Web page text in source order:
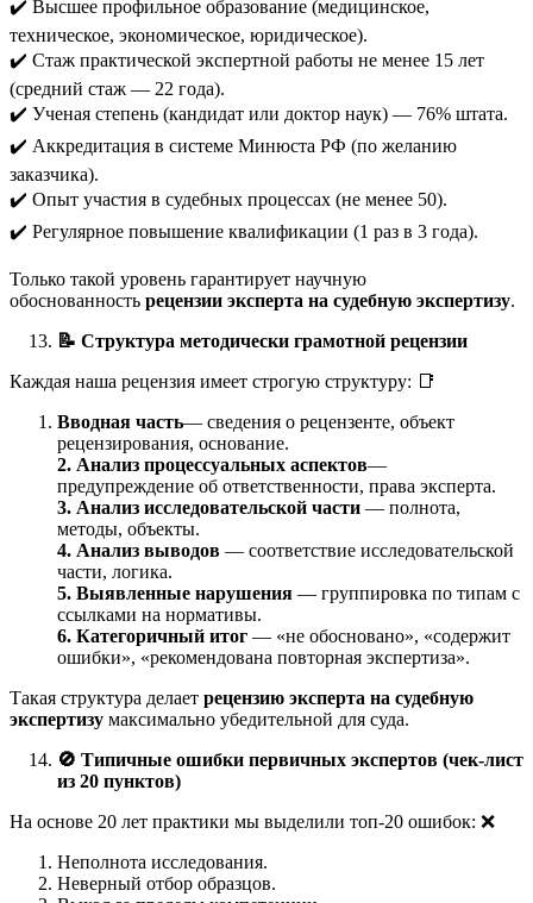
✔️ Высшее профильное образование (медицинское,
техническое, экономическое, юридическое).
✔️ Стаж практической экспертной работы не менее 15 лет
(средний стаж — 22 года).
✔️ Ученая степень (кандидат или доктор наук) — 76% штата.
✔️ Аккредитация в системе Минюста РФ (по желанию
заказчика).
✔️ Опыт участия в судебных процессах (не менее 50).
✔️ Регулярное повышение квалификации (1 раз в 3 года).
Только такой уровень гарантирует научную
обоснованность рецензии эксперта на судебную экспертизу.
📝 Структура методически грамотной рецензии
Каждая наша рецензия имеет строгую структуру: 📑
Вводная часть— сведения о рецензенте, объект
рецензирования, основание.
2. Анализ процессуальных аспектов—
предупреждение об ответственности, права эксперта.
3. Анализ исследовательской части — полнота,
методы, объекты.
4. Анализ выводов — соответствие исследовательской
части, логика.
5. Выявленные нарушения — группировка по типам с
ссылками на нормативы.
6. Категоричный итог — «не обосновано», «содержит
ошибки», «рекомендована повторная экспертиза».
Такая структура делает рецензию эксперта на судебную
экспертизу максимально убедительной для суда.
🚫 Типичные ошибки первичных экспертов (чек-лист
из 20 пунктов)
На основе 20 лет практики мы выделили топ-20 ошибок: ❌
Неполнота исследования.
Неверный отбор образцов.